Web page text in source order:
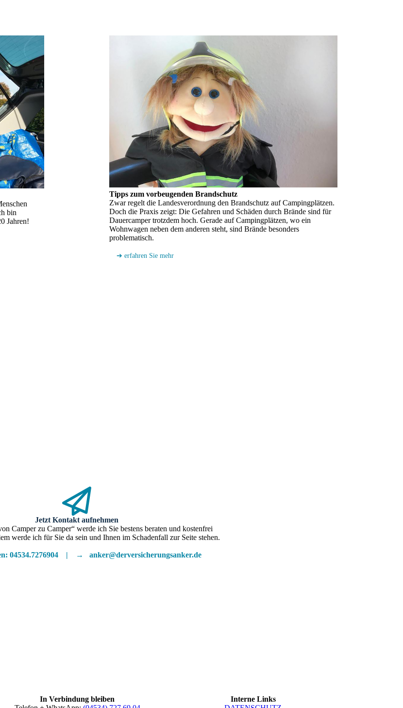
bin
Jahren!
Tipps zum vorbeugenden Brand­schutz
Zwar regelt die Landesverordnung den Brandschutz auf Campingplätzen.
Doch die Praxis zeigt: Die Gefahren und Schäden durch Brände sind für
Dauercamper trotzdem hoch. Gerade auf Campingplätzen, wo ein
Wohnwagen neben dem anderen steht, sind Brände besonders
problematisch.
➔ erfahren Sie mehr
Jetzt Kontakt aufnehmen
Camper zu Camper“ werde ich Sie bestens beraten und kostenfrei
werde ich für Sie da sein und Ihnen im Schadenfall zur Seite stehen.
04534.7276904 | → anker@derversicherungsanker.de
In Verbindung bleiben
Interne Links